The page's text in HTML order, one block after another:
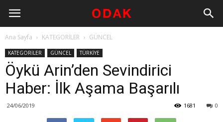
Ana Sayfa KATEGORİLER GÜNCEL
KATEGORİLER GÜNCEL TÜRKİYE
Öykü Arin’den Sevindirici
Haber: İlk Aşama Başarılı
24/06/2019 0
1681